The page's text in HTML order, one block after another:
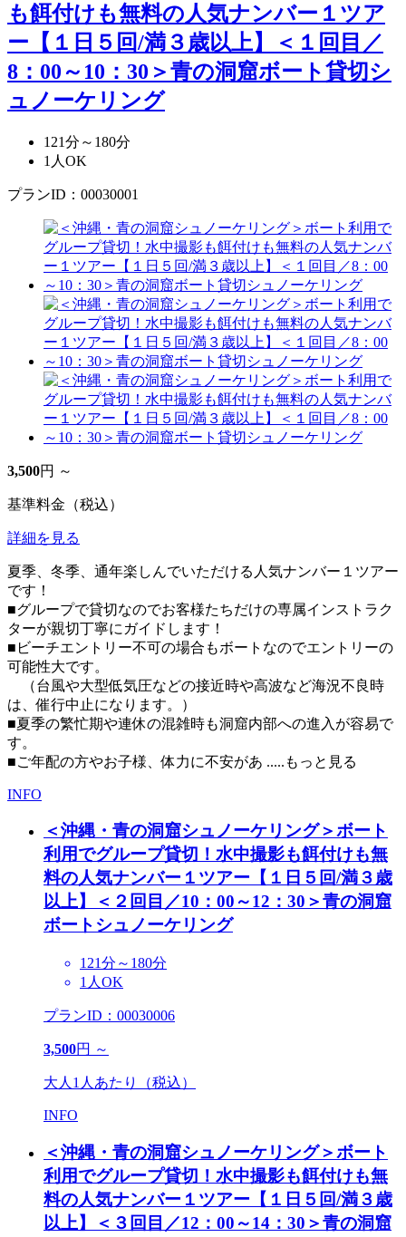
も餌付けも無料の人気ナンバー１ツア
ー【１日５回/満３歳以上】
＜１回目／
8：00～10：30＞青の洞窟ボート貸切シ
ュノーケリング
121分～180分
1人OK
プランID：00030001
3,500円 ～
基準料金（税込）
詳細を見る
夏季、冬季、通年楽しんでいただける人気ナンバー１ツアー
です！
■グループで貸切なのでお客様たちだけの専属インストラク
ターが親切丁寧にガイドします！
■ビーチエントリー不可の場合もボートなのでエントリーの
可能性大です。
（台風や大型低気圧などの接近時や高波など海況不良時
は、催行中止になります。）
■夏季の繁忙期や連休の混雑時も洞窟内部への進入が容易で
す。
■ご年配の方やお子様、体力に不安があ .....もっと見る
INFO
＜沖縄・青の洞窟シュノーケリング＞ボート
利用でグループ貸切！水中撮影も餌付けも無
料の人気ナンバー１ツアー【１日５回/満３歳
以上】
＜２回目／10：00～12：30＞青の洞窟
ボートシュノーケリング
121分～180分
1人OK
プランID：00030006
3,500円 ～
大人1人あたり（税込）
INFO
＜沖縄・青の洞窟シュノーケリング＞ボート
利用でグループ貸切！水中撮影も餌付けも無
料の人気ナンバー１ツアー【１日５回/満３歳
以上】
＜３回目／12：00～14：30＞青の洞窟